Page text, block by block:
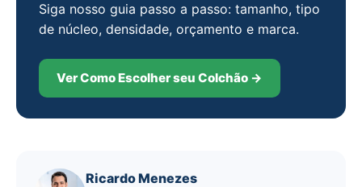
Siga nosso guia passo a passo: tamanho, tipo
de núcleo, densidade, orçamento e marca.
Ver Como Escolher seu Colchão →
Ricardo Menezes